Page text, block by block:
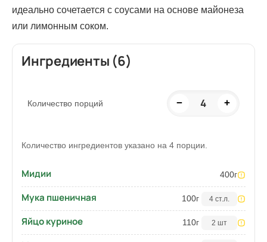
идеально сочетается с соусами на основе майонеза
или лимонным соком.
Ингредиенты (6)
Количество порций − 4 +
Количество ингредиентов указано на 4 порции.
Мидии 400г
Мука пшеничная 100г 4 ст.л.
Яйцо куриное 110г 2 шт